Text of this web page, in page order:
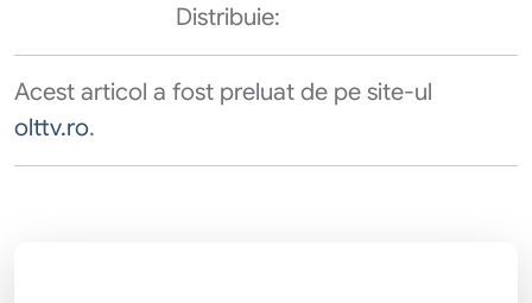
Distribuie:
Acest articol a fost preluat de pe site-ul
olttv.ro.